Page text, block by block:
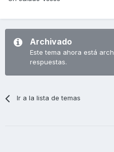
Archivado
Este tema ahora está
respuestas.
Ir a la lista de temas